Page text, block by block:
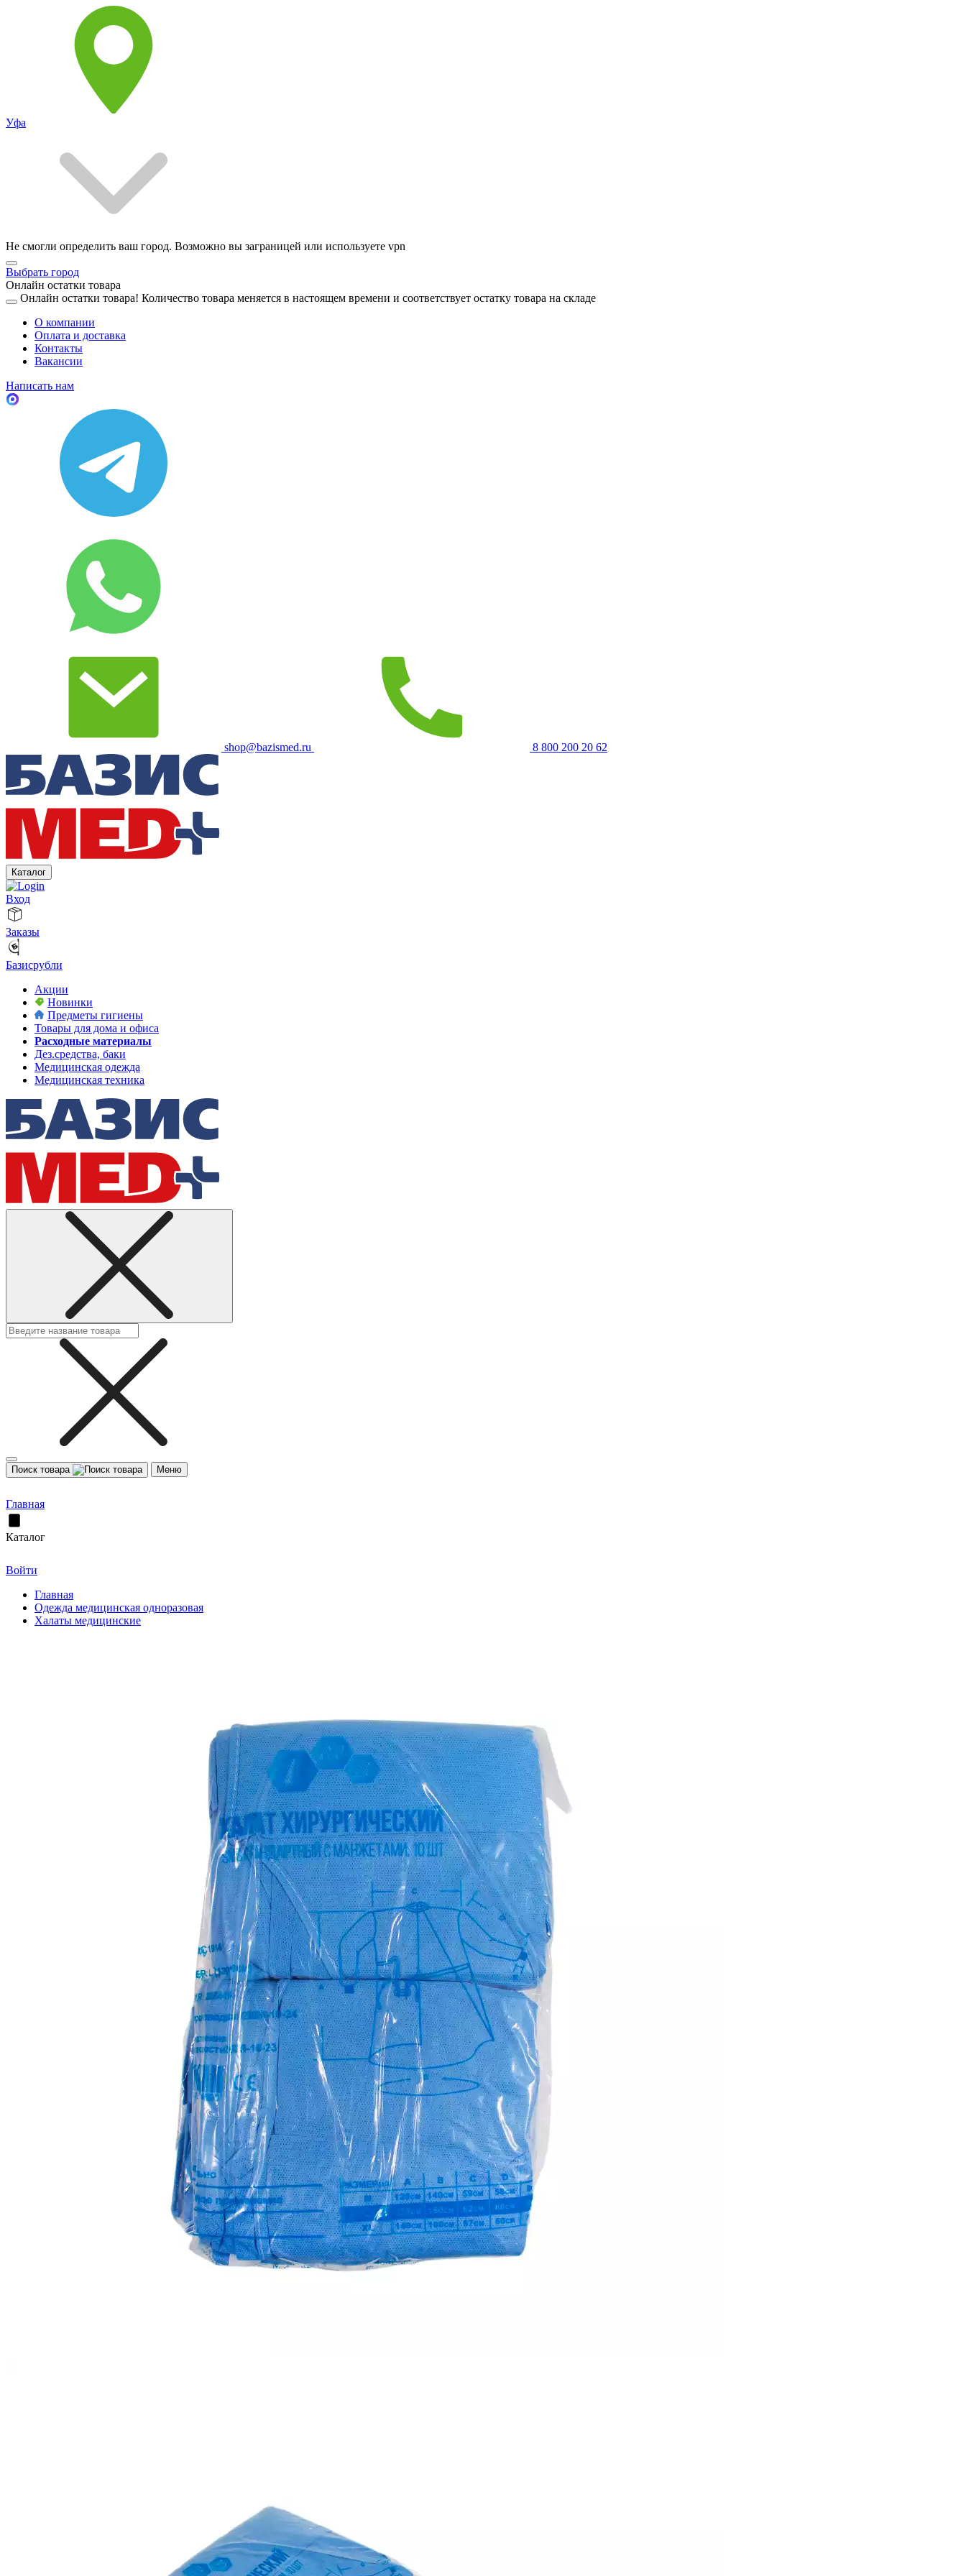
Уфа
Не смогли определить ваш город. Возможно вы заграницей или используете vpn
Выбрать город
Онлайн остатки товара
Онлайн остатки товара! Количество товара меняется в настоящем времени и соответствует остатку товара на складе
О компании
Оплата и доставка
Контакты
Вакансии
Написать нам
shop@bazismed.ru 8 800 200 20 62
Каталог
Вход
Заказы
Базисрубли
Акции
Новинки
Предметы гигиены
Товары для дома и офиса
Расходные материалы
Дез.средства, баки
Медицинская одежда
Медицинская техника
Поиск товара Меню
Главная
Каталог
Войти
Главная
Одежда медицинская одноразовая
Халаты медицинские